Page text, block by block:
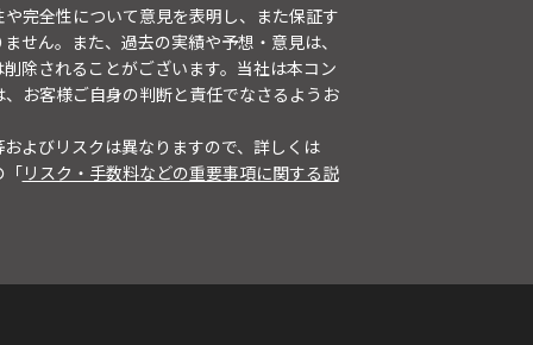
完全性について意見を表明し、また保証す
せん。また、過去の実績や予想・意見は、
除されることがございます。当社は本コン
お客様ご自身の判断と責任でなさるようお
よびリスクは異なりますので、詳しくは
「リスク・手数料などの重要事項に関する説